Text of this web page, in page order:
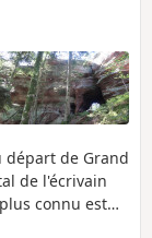
départ de Grand
de l'écrivain
connu est